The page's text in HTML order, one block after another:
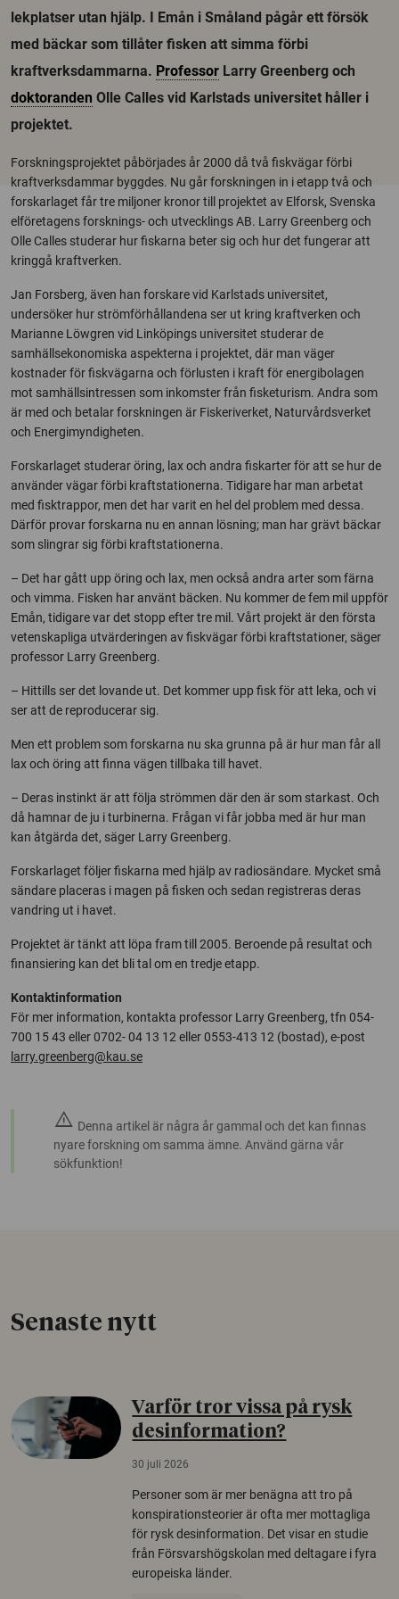
lekplatser utan hjälp. I Emån i Småland pågår ett försök
med bäckar som tillåter fisken att simma förbi
kraftverksdammarna. Professor Larry Greenberg och
doktoranden Olle Calles vid Karlstads universitet håller i
projektet.
Forskningsprojektet påbörjades år 2000 då två fiskvägar förbi
kraftverksdammar byggdes. Nu går forskningen in i etapp två och
forskarlaget får tre miljoner kronor till projektet av Elforsk, Svenska
elföretagens forsknings- och utvecklings AB. Larry Greenberg och
Olle Calles studerar hur fiskarna beter sig och hur det fungerar att
kringgå kraftverken.
Jan Forsberg, även han forskare vid Karlstads universitet,
undersöker hur strömförhållandena ser ut kring kraftverken och
Marianne Löwgren vid Linköpings universitet studerar de
samhällsekonomiska aspekterna i projektet, där man väger
kostnader för fiskvägarna och förlusten i kraft för energibolagen
mot samhällsintressen som inkomster från fisketurism. Andra som
är med och betalar forskningen är Fiskeriverket, Naturvårdsverket
och Energimyndigheten.
Forskarlaget studerar öring, lax och andra fiskarter för att se hur de
använder vägar förbi kraftstationerna. Tidigare har man arbetat
med fisktrappor, men det har varit en hel del problem med dessa.
Därför provar forskarna nu en annan lösning; man har grävt bäckar
som slingrar sig förbi kraftstationerna.
– Det har gått upp öring och lax, men också andra arter som färna
och vimma. Fisken har använt bäcken. Nu kommer de fem mil uppför
Emån, tidigare var det stopp efter tre mil. Vårt projekt är den första
vetenskapliga utvärderingen av fiskvägar förbi kraftstationer, säger
professor Larry Greenberg.
– Hittills ser det lovande ut. Det kommer upp fisk för att leka, och vi
ser att de reproducerar sig.
Men ett problem som forskarna nu ska grunna på är hur man får all
lax och öring att finna vägen tillbaka till havet.
– Deras instinkt är att följa strömmen där den är som starkast. Och
då hamnar de ju i turbinerna. Frågan vi får jobba med är hur man
kan åtgärda det, säger Larry Greenberg.
Forskarlaget följer fiskarna med hjälp av radiosändare. Mycket små
sändare placeras i magen på fisken och sedan registreras deras
vandring ut i havet.
Projektet är tänkt att löpa fram till 2005. Beroende på resultat och
finansiering kan det bli tal om en tredje etapp.
Kontaktinformation
För mer information, kontakta professor Larry Greenberg, tfn 054-
700 15 43 eller 0702- 04 13 12 eller 0553-413 12 (bostad), e-post
larry.greenberg@kau.se
warning Denna artikel är några år gammal och det kan finnas
nyare forskning om samma ämne. Använd gärna vår
sökfunktion!
Senaste nytt
Varför tror vissa på rysk
desinformation?
30 juli 2026
Personer som är mer benägna att tro på
konspirationsteorier är ofta mer mottagliga
för rysk desinformation. Det visar en studie
från Försvarshögskolan med deltagare i fyra
europeiska länder.